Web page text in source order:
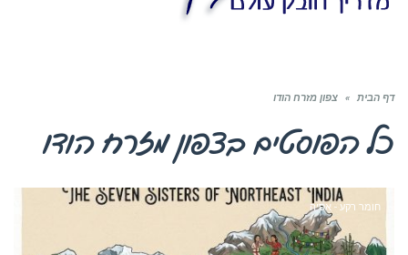
דף הבית » צפון מזרח הודו
כל הפוסטים בצפון מזרח הודו
חומר רקע - אסיה